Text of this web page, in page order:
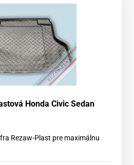
Honda Civic Sedan
Rezaw-Plast pre maximálnu